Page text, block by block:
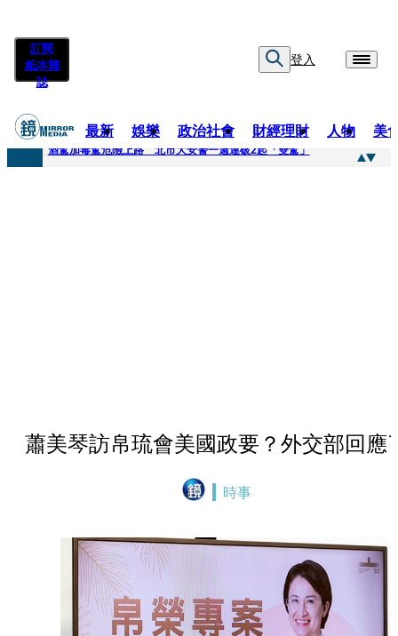
訂閱
紙本雜
誌
登入
最新 娛樂 政治社會 財經理財 人物 美
快訊
酒駕加毒駕危險上路 北市大安警一週連破2起「雙駕」
蕭美琴訪帛琉會美國政要？外交部回應
時事